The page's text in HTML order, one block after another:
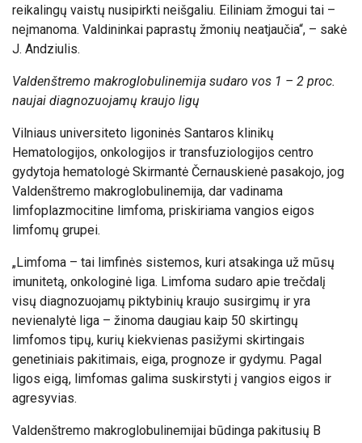
reikalingų vaistų nusipirkti neišgaliu. Eiliniam žmogui tai –
neįmanoma. Valdininkai paprastų žmonių neatjaučia“, – sakė
J. Andziulis.
Valdenštremo makroglobulinemija sudaro vos 1 – 2 proc.
naujai diagnozuojamų kraujo ligų
Vilniaus universiteto ligoninės Santaros klinikų
Hematologijos, onkologijos ir transfuziologijos centro
gydytoja hematologė Skirmantė Černauskienė pasakojo, jog
Valdenštremo makroglobulinemija, dar vadinama
limfoplazmocitine limfoma, priskiriama vangios eigos
limfomų grupei.
„Limfoma – tai limfinės sistemos, kuri atsakinga už mūsų
imunitetą, onkologinė liga. Limfoma sudaro apie trečdalį
visų diagnozuojamų piktybinių kraujo susirgimų ir yra
nevienalytė liga – žinoma daugiau kaip 50 skirtingų
limfomos tipų, kurių kiekvienas pasižymi skirtingais
genetiniais pakitimais, eiga, prognoze ir gydymu. Pagal
ligos eigą, limfomas galima suskirstyti į vangios eigos ir
agresyvias.
Valdenštremo makroglobulinemijai būdinga pakitusių B